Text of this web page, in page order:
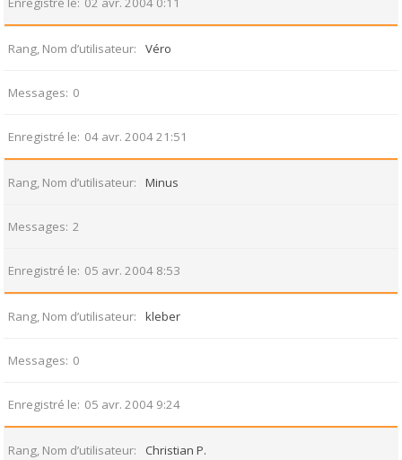
Rang, Nom d’utilisateur Véro
Messages 0
Enregistré le 04 avr. 2004 21:51
Rang, Nom d’utilisateur Minus
Messages 2
Enregistré le 05 avr. 2004 8:53
Rang, Nom d’utilisateur kleber
Messages 0
Enregistré le 05 avr. 2004 9:24
Rang, Nom d’utilisateur Christian P.